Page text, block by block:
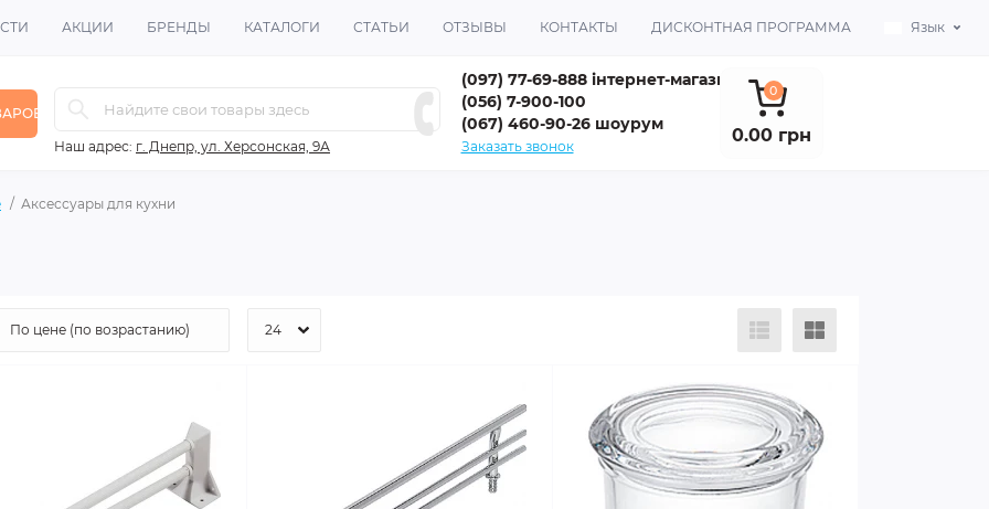
АКЦИИ БРЕНДЫ КАТАЛОГИ СТАТЬИ ОТЗЫВЫ КОНТАКТЫ ДИСКОНТНАЯ ПРОГРАММА Язык
Наш адрес: г. Днепр, ул. Херсонская, 9А
(097) 77-69-888 інтернет-магазин
(056) 7-900-100
(067) 460-90-26 шоурум
Заказать звонок
0
0.00 грн
Аксессуары для кухни